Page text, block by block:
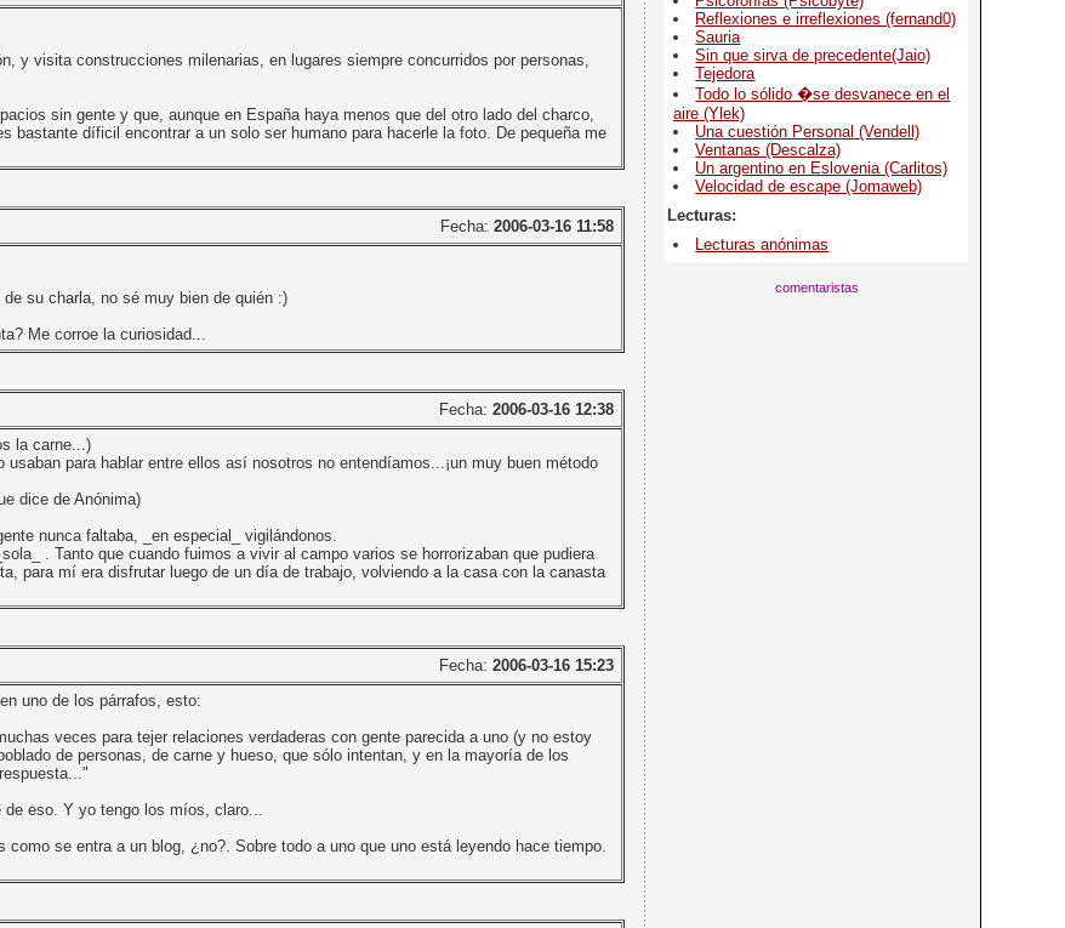
y visita construcciones milenarias, en lugares siempre concurridos por personas,
sin gente y que, aunque en España haya menos que del otro lado del charco,
bastante díficil encontrar a un solo ser humano para hacerle la foto. De pequeña me
Fecha: 2006-03-16 11:58
su charla, no sé muy bien de quién :)
Me corroe la curiosidad...
Fecha: 2006-03-16 12:38
la carne...)
para hablar entre ellos así nosotros no entendíamos...¡un muy buen método
dice de Anónima)
nunca faltaba, _en especial_ vigilándonos.
. Tanto que cuando fuimos a vivir al campo varios se horrorizaban que pudiera
para mí era disfrutar luego de un día de trabajo, volviendo a la casa con la canasta
Fecha: 2006-03-16 15:23
uno de los párrafos, esto:
veces para tejer relaciones verdaderas con gente parecida a uno (y no estoy
de personas, de carne y hueso, que sólo intentan, y en la mayoría de los
eso. Y yo tengo los míos, claro...
se entra a un blog, ¿no?. Sobre todo a uno que uno está leyendo hace tiempo.
Reflexiones e irreflexiones (fernand0)
Sauria
Sin que sirva de precedente(Jaio)
Tejedora
Todo lo sólido �se desvanece en el
aire (Ylek)
Una cuestión Personal (Vendell)
Ventanas (Descalza)
Un argentino en Eslovenia (Carlitos)
Velocidad de escape (Jomaweb)
Lecturas:
Lecturas anónimas
comentaristas